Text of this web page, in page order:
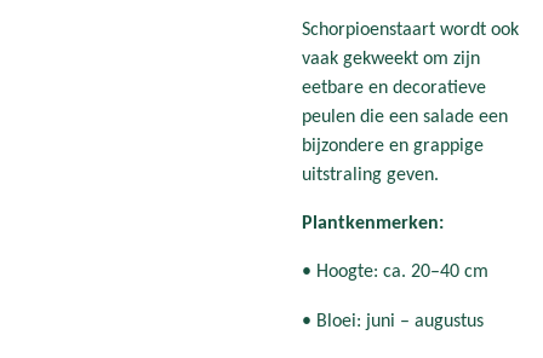
Schorpioenstaart wordt ook
vaak gekweekt om zijn
eetbare en decoratieve
peulen die een salade een
bijzondere en grappige
uitstraling geven.
Plantkenmerken:
• Hoogte: ca. 20–40 cm
• Bloei: juni – augustus